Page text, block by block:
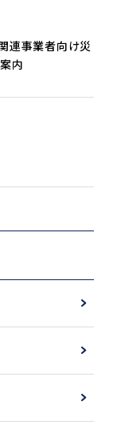
連事業者向け災
内